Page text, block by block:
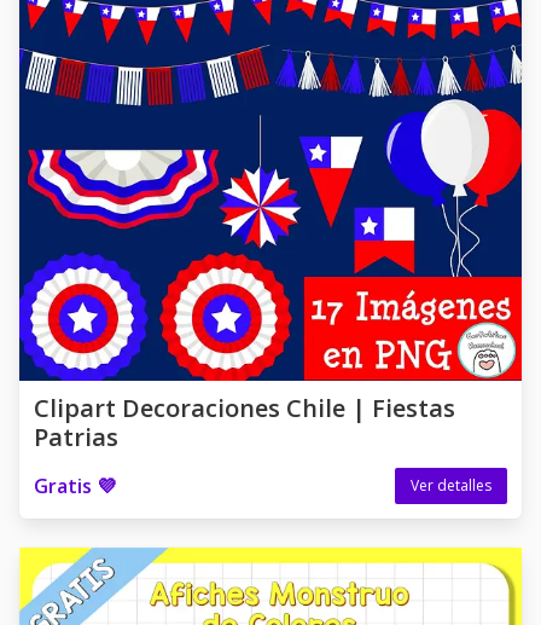
Clipart Decoraciones Chile | Fiestas
Patrias
Gratis 💜 Ver detalles